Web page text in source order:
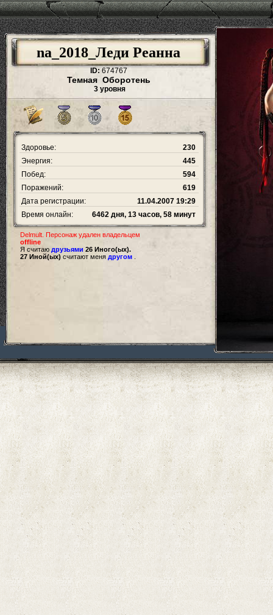
na_2018_Леди Реанна
ID: 674767
Темная Оборотень
3 уровня
Здоровье:
230
Энергия:
445
Побед:
594
Поражений:
619
Дата регистрации:
11.04.2007 19:29
Время онлайн:
6462 дня, 13 часов, 58 минут
Delmult. Персонаж удален владельцем
offline
Я считаю друзьями 26 Иного(ых).
27 Иной(ых) считают меня другом